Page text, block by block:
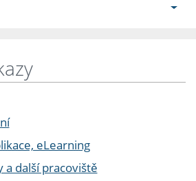
eLearning
a další pracoviště